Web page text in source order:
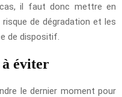
il faut donc mettre en
de dégradation et les
de dispositif.
éviter
le dernier moment pour